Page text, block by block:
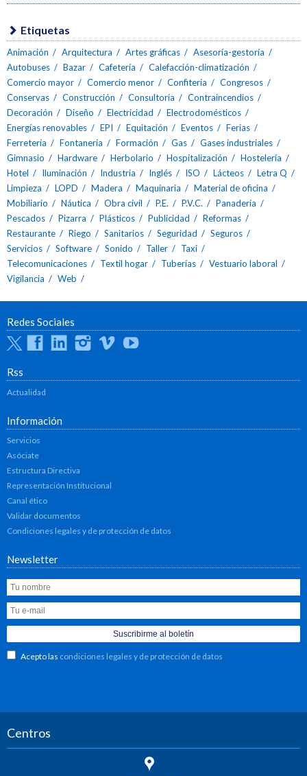
Etiquetas
Animación Arquitectura Artes gráficas
Asesoría-gestoría
Autobuses
Bazar Cafetería
Calefacción-climatización
Comercio mayor
Comercio menor Confitería
Congresos
Conservas
Construcción Consultoría
Contraincendios
Decoración
Diseño Electricidad
Electrodomésticos
Energías renovables
EPI Equitación Eventos
Ferias
Ferretería
Fontanería Formación Gas
Gases industriales
Gimnasio
Hardware Herbolario Hospitalización
Hostelería
Hotel
Iluminación Industria Inglés ISO Lácteos
Letra Q
Limpieza
LOPD Madera Maquinaria
Material de oficina
Mobiliario
Náutica Obra civil P.E. P.V.C.
Panadería
Pescados
Pizarra Plásticos Publicidad
Reformas
Restaurante
Riego Sanitarios Seguridad
Seguros
Servicios
Software Sonido Taller
Taxi
Telecomunicaciones
Textil hogar Tuberías
Vestuario laboral
Vigilancia
Web
Redes Sociales
TwitterFacebookLinkedinInstagram
Vimeo
Rss
Actualidad
Información
Servicios
Asóciate
Estructura Directiva
Representación Institucional
Canal ético
Validar documentos
Condiciones legales y de protección de datos
Newsletter
Acepto las condiciones legales y de protección de datos
Centros